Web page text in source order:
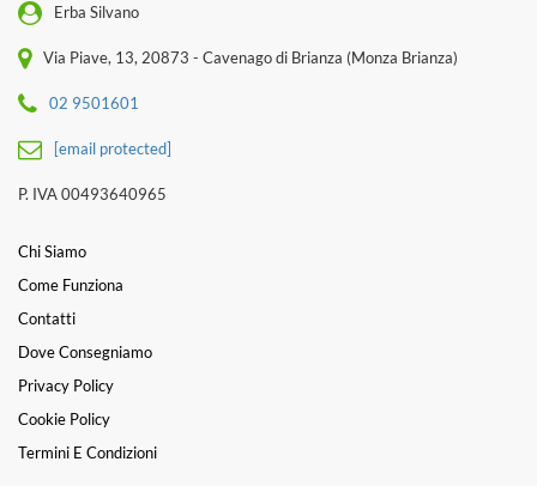
Erba Silvano
Via Piave, 13, 20873 - Cavenago di Brianza (Monza Brianza)
02 9501601
[email protected]
P. IVA 00493640965
Chi Siamo
Come Funziona
Contatti
Dove Consegniamo
Privacy Policy
Cookie Policy
Termini E Condizioni